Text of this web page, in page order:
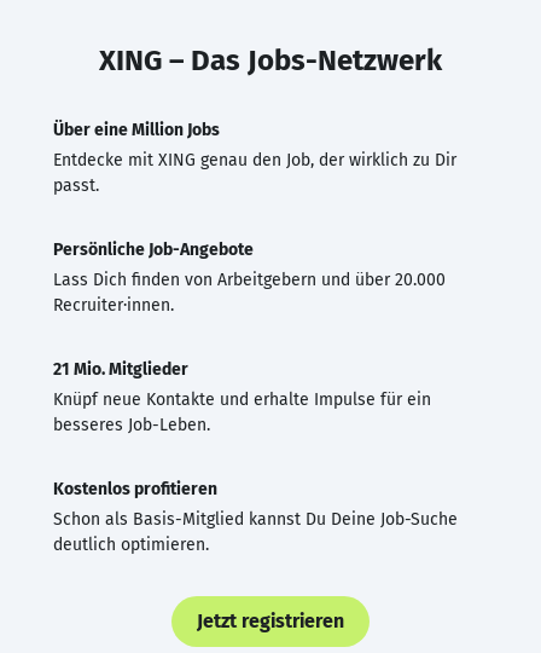
XING – Das Jobs-Netzwerk
Über eine Million Jobs
Entdecke mit XING genau den Job, der wirklich zu Dir
passt.
Persönliche Job-Angebote
Lass Dich finden von Arbeitgebern und über 20.000
Recruiter·innen.
21 Mio. Mitglieder
Knüpf neue Kontakte und erhalte Impulse für ein
besseres Job-Leben.
Kostenlos profitieren
Schon als Basis-Mitglied kannst Du Deine Job-Suche
deutlich optimieren.
Jetzt registrieren